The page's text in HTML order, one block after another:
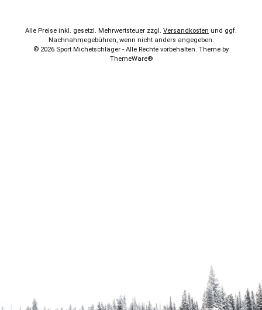
Alle Preise inkl. gesetzl. Mehrwertsteuer zzgl. Versandkosten und ggf.
Nachnahmegebühren, wenn nicht anders angegeben.
© 2026 Sport Michetschläger - Alle Rechte vorbehalten. Theme by
ThemeWare®